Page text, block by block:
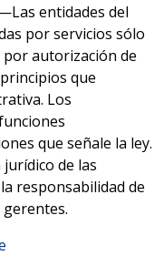
entidades del
por servicios sólo
autorización de
que
Los
que señale la ley.
de las
responsabilidad de